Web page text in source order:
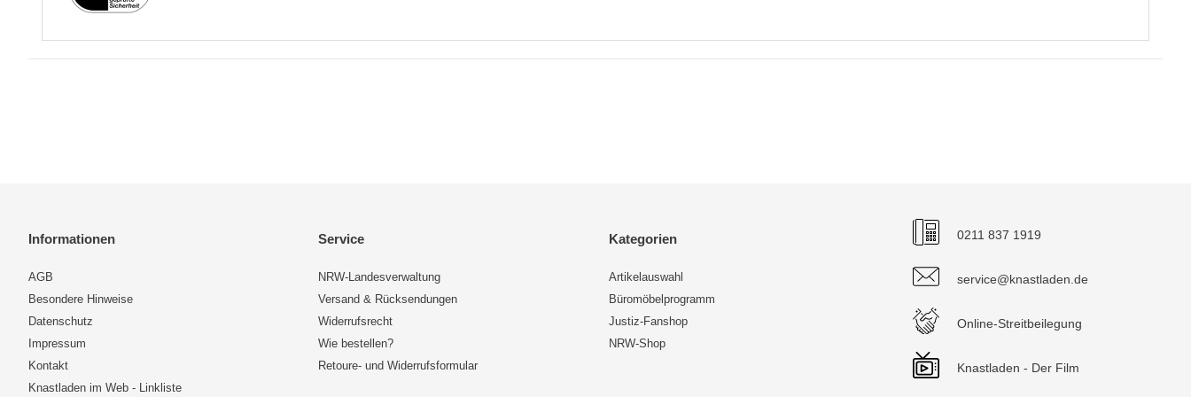
Informationen
AGB
Besondere Hinweise
Datenschutz
Impressum
Kontakt
Knastladen im Web - Linkliste
Service
NRW-Landesverwaltung
Versand & Rücksendungen
Widerrufsrecht
Wie bestellen?
Retoure- und Widerrufsformular
Kategorien
Artikelauswahl
Büromöbelprogramm
Justiz-Fanshop
NRW-Shop
0211 837 1919
service@knastladen.de
Online-Streitbeilegung
Knastladen - Der Film